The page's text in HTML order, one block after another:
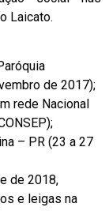
Laicato.
de 2017);
rede Nacional
– PR (23 a 27
de 2018,
e leigas na